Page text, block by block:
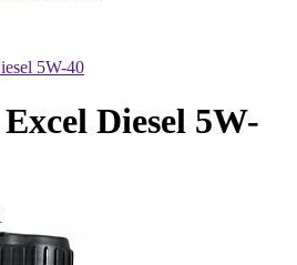
5W-40
Diesel 5W-